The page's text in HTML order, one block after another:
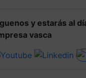
y estarás al
vasca